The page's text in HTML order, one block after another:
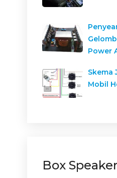
Power
Skema
Mobil
Box Speaker